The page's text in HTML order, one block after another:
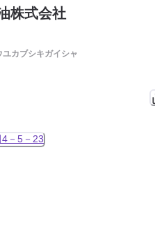
株式会社
カブシキガイシャ
－5－23